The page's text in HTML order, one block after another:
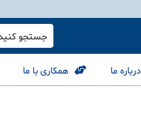
جستجو
درباره ما همکاری با ما